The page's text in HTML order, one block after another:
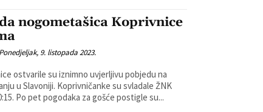
nogometašica Koprivnice
Ponedjeljak, 9. listopada 2023.
ostvarile su iznimno uvjerljivu pobjedu na
su svladale ŽNK
Mikanovci rezultatom 0:15. Po pet pogodaka za gošće postigle su...